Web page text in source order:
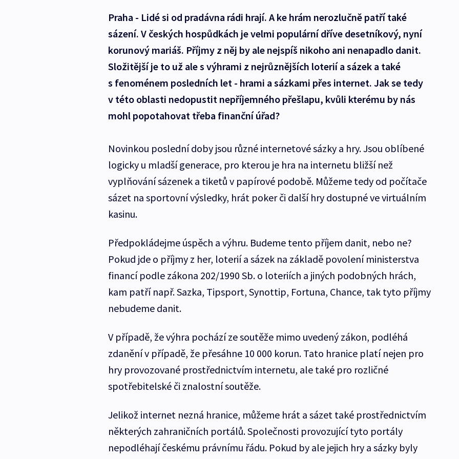
Praha - Lidé si od pradávna rádi hrají. A ke hrám nerozlučně patří také
sázení. V českých hospůdkách je velmi populární dříve desetníkový, nyní
korunový mariáš. Příjmy z něj by ale nejspíš nikoho ani nenapadlo danit.
Složitější je to už ale s výhrami z nejrůznějších loterií a sázek a také
s fenoménem posledních let - hrami a sázkami přes internet. Jak se tedy
v této oblasti nedopustit nepříjemného přešlapu, kvůli kterému by nás
mohl popotahovat třeba finanční úřad?
Novinkou poslední doby jsou různé internetové sázky a hry. Jsou oblíbené
logicky u mladší generace, pro kterou je hra na internetu bližší než
vyplňování sázenek a tiketů v papírové podobě. Můžeme tedy od počítače
sázet na sportovní výsledky, hrát poker či další hry dostupné ve virtuálním
kasinu.
Předpokládejme úspěch a výhru. Budeme tento příjem danit, nebo ne?
Pokud jde o příjmy z her, loterií a sázek na základě povolení ministerstva
financí podle zákona 202/1990 Sb. o loteriích a jiných podobných hrách,
kam patří např. Sazka, Tipsport, Synottip, Fortuna, Chance, tak tyto příjmy
nebudeme danit.
V případě, že výhra pochází ze soutěže mimo uvedený zákon, podléhá
zdanění v případě, že přesáhne 10 000 korun. Tato hranice platí nejen pro
hry provozované prostřednictvím internetu, ale také pro rozličné
spotřebitelské či znalostní soutěže.
Jelikož internet nezná hranice, můžeme hrát a sázet také prostřednictvím
některých zahraničních portálů. Společnosti provozující tyto portály
nepodléhají českému právnímu řádu. Pokud by ale jejich hry a sázky byly